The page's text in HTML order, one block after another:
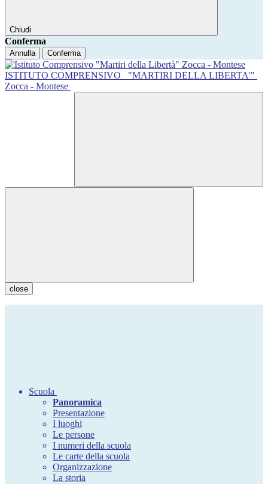
Chiudi
Conferma
Annulla Conferma
ISTITUTO COMPRENSIVO
"MARTIRI DELLA LIBERTA'"
Zocca - Montese
close
Scuola
Panoramica
Presentazione
I luoghi
Le persone
I numeri della scuola
Le carte della scuola
Organizzazione
La storia